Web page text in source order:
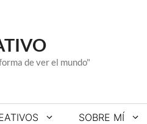
de ver el mundo"
SOBRE MÍ